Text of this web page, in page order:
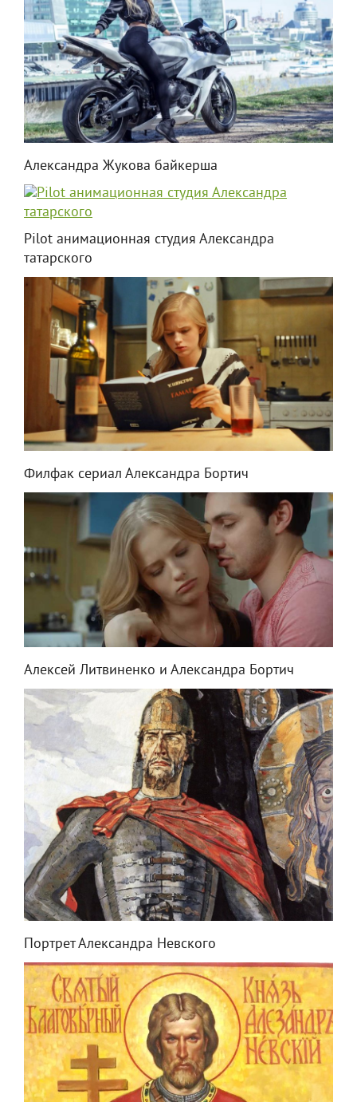
Александра Жукова байкерша
Pilot анимационная студия Александра
татарского
Филфак сериал Александра Бортич
Алексей Литвиненко и Александра Бортич
Портрет Александра Невского